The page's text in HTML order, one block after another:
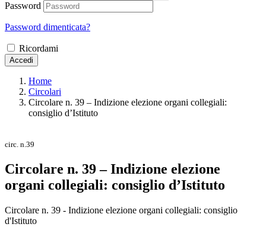
Password
Password dimenticata?
Ricordami
Accedi
Home
Circolari
Circolare n. 39 – Indizione elezione organi collegiali:
consiglio d’Istituto
circ. n.39
Circolare n. 39 – Indizione elezione
organi collegiali: consiglio d’Istituto
Circolare n. 39 - Indizione elezione organi collegiali: consiglio
d'Istituto